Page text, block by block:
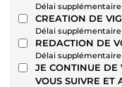
Délai
CREATION DE
Délai
REDACTION DE
Délai
JE CONTINUE DE
VOUS SUIVRE ET